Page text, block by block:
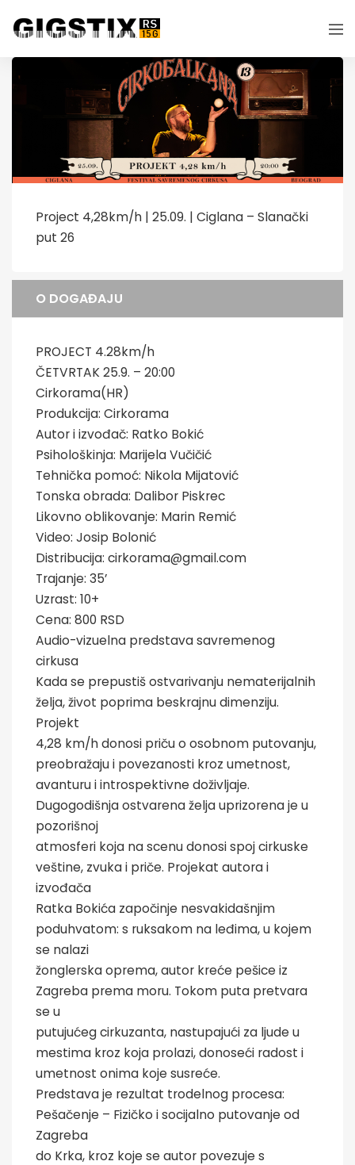
Project 4,28km/h | 25.09. | Ciglana – Slanački
put 26
O DOGAĐAJU
PROJECT 4.28km/h
ČETVRTAK 25.9. – 20:00
Cirkorama(HR)
Produkcija: Cirkorama
Autor i izvođač: Ratko Bokić
Psihološkinja: Marijela Vučičić
Tehnička pomoć: Nikola Mijatović
Tonska obrada: Dalibor Piskrec
Likovno oblikovanje: Marin Remić
Video: Josip Bolonić
Distribucija: cirkorama@gmail.com
Trajanje: 35’
Uzrast: 10+
Cena: 800 RSD
Audio-vizuelna predstava savremenog
cirkusa
Kada se prepustiš ostvarivanju nematerijalnih
želja, život poprima beskrajnu dimenziju.
Projekt
4,28 km/h donosi priču o osobnom putovanju,
preobražaju i povezanosti kroz umetnost,
avanturu i introspektivne doživljaje.
Dugogodišnja ostvarena želja uprizorena je u
pozorišnoj
atmosferi koja na scenu donosi spoj cirkuske
veštine, zvuka i priče. Projekat autora i
izvođača
Ratka Bokića započinje nesvakidašnjim
poduhvatom: s ruksakom na leđima, u kojem
se nalazi
žonglerska oprema, autor kreće pešice iz
Zagreba prema moru. Tokom puta pretvara
se u
putujućeg cirkuzanta, nastupajući za ljude u
mestima kroz koja prolazi, donoseći radost i
umetnost onima koje susreće.
Predstava je rezultat trodelnog procesa:
Pešačenje – Fizičko i socijalno putovanje od
Zagreba
do Krka, kroz koje se autor povezuje s